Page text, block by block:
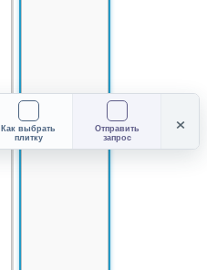
Как выбрать
плитку
Отправить
запрос
×